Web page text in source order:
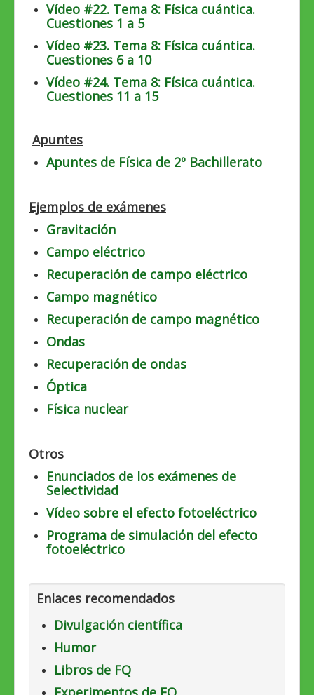
Vídeo #22. Tema 8: Física cuántica.
Cuestiones 1 a 5
Vídeo #23. Tema 8: Física cuántica.
Cuestiones 6 a 10
Vídeo #24. Tema 8: Física cuántica.
Cuestiones 11 a 15
Apuntes
Apuntes de Física de 2º Bachillerato
Ejemplos de exámenes
Gravitación
Campo eléctrico
Recuperación de campo eléctrico
Campo magnético
Recuperación de campo magnético
Ondas
Recuperación de ondas
Óptica
Física nuclear
Otros
Enunciados de los exámenes de
Selectividad
Vídeo sobre el efecto fotoeléctrico
Programa de simulación del efecto
fotoeléctrico
Enlaces recomendados
Divulgación científica
Humor
Libros de FQ